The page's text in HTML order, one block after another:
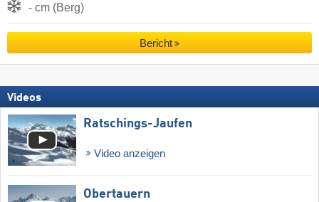
- cm (Berg)
Bericht
Videos
Ratschings-Jaufen
Video anzeigen
Obertauern